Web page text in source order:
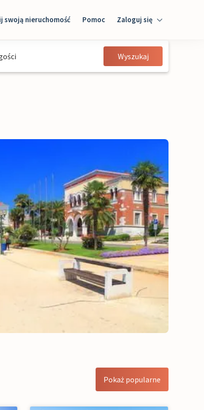
swoją nieruchomość Pomoc Zaloguj się
Zaloguj się
Gość
Wyszukaj
Pokaż popularne